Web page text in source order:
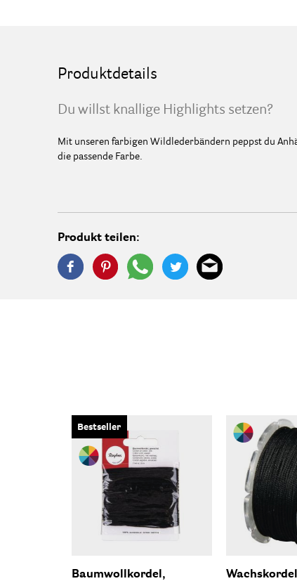
Produktdetails
Du willst knallige Highlights setzen?
Mit unseren farbigen Wildlederbändern peppst du
die passende Farbe.
Produkt teilen:
Bestseller
Baumwollkordel,